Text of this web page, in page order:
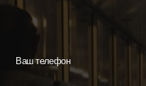
Ваш телефон